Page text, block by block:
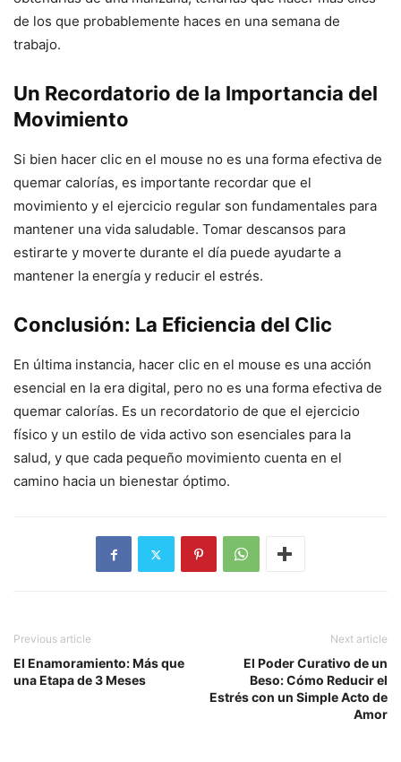
de los que probablemente haces en una semana de
trabajo.
Un Recordatorio de la Importancia del
Movimiento
Si bien hacer clic en el mouse no es una forma efectiva de
quemar calorías, es importante recordar que el
movimiento y el ejercicio regular son fundamentales para
mantener una vida saludable. Tomar descansos para
estirarte y moverte durante el día puede ayudarte a
mantener la energía y reducir el estrés.
Conclusión: La Eficiencia del Clic
En última instancia, hacer clic en el mouse es una acción
esencial en la era digital, pero no es una forma efectiva de
quemar calorías. Es un recordatorio de que el ejercicio
físico y un estilo de vida activo son esenciales para la
salud, y que cada pequeño movimiento cuenta en el
camino hacia un bienestar óptimo.
Previous article
El Enamoramiento: Más que
una Etapa de 3 Meses
Next article
El Poder Curativo de un
Beso: Cómo Reducir el
Estrés con un Simple Acto de
Amor